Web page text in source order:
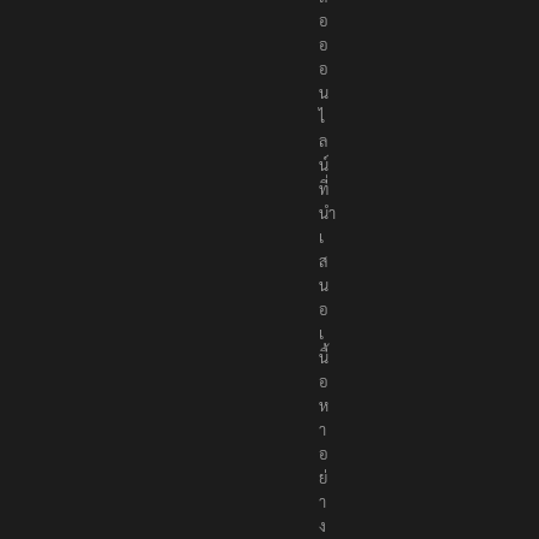
อ
อ
อ
น
ไ
ล
น์
ที่
นำ
เ
ส
น
อ
เ
นื้
อ
ห
า
อ
ย่
า
ง